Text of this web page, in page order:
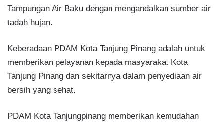
Tampungan Air Baku dengan mengandalkan sumber air
tadah hujan.
Keberadaan PDAM Kota Tanjung Pinang adalah untuk
memberikan pelayanan kepada masyarakat Kota
Tanjung Pinang dan sekitarnya dalam penyediaan air
bersih yang sehat.
PDAM Kota Tanjungpinang memberikan kemudahan